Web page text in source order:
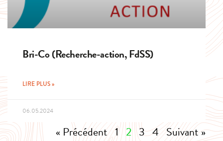
Bri-Co (Recherche-action, FdSS)
LIRE PLUS »
06.05.2024
« Précédent 1 2 3 4 Suivant »